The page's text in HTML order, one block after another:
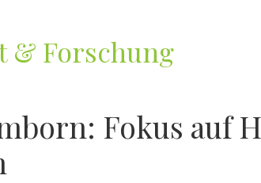
& Forschung
Fokus auf